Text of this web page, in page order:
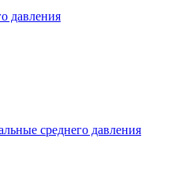
давления
среднего давления